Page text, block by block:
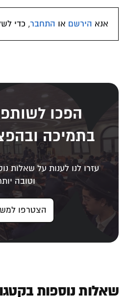
אנא הירשם או התחבר, כדי
הפכו
בתמיכה
עזרו לנו לענות על שאלות
וטובה
הצטרפו
שאלות נוספות